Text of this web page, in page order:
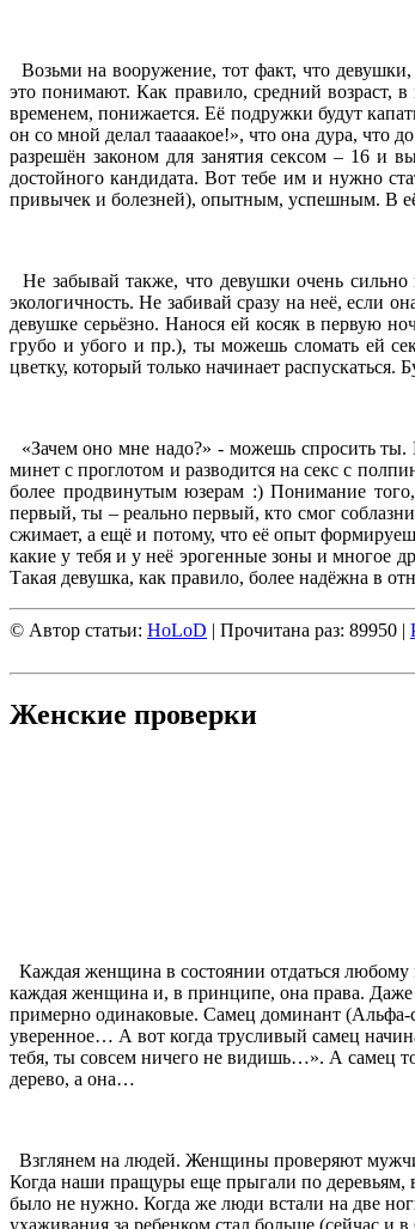
Возьми на вооружение, тот факт, что
это понимают. Как правило, средний возраст,
временем, понижается. Её подружки будут
он со мной делал таааакое!», что она дура, что
разрешён законом для занятия сексом – 16 и
достойного кандидата. Вот тебе им и нужно
привычек и болезней), опытным, успешным. В
Не забывай также, что девушки очень
экологичность. Не забивай сразу на неё, если
девушке серьёзно. Нанося ей косяк в первую
грубо и убого и пр.), ты можешь сломать ей
цветку, который только начинает
«Зачем оно мне надо?» - можешь спросить
минет с проглотом и разводится на секс с
более продвинутым юзерам :) Понимание
первый, ты – реально первый, кто смог
сжимает, а ещё и потому, что её опыт
какие у тебя и у неё эрогенные зоны и многое
Такая девушка, как правило, более надёжна в
© Автор статьи: HoLoD | Прочитана раз: 89950 |
Женские проверки
Каждая женщина в состоянии отдаться любому
каждая женщина и, в принципе, она права.
примерно одинаковые. Самец доминант (Альфа-
уверенное… А вот когда трусливый самец
тебя, ты совсем ничего не видишь…». А самец
дерево, а она…
Взглянем на людей. Женщины проверяют
Когда наши пращуры еще прыгали по деревьям,
было не нужно. Когда же люди встали на две
ухаживания за ребенком стал больше (сейчас и